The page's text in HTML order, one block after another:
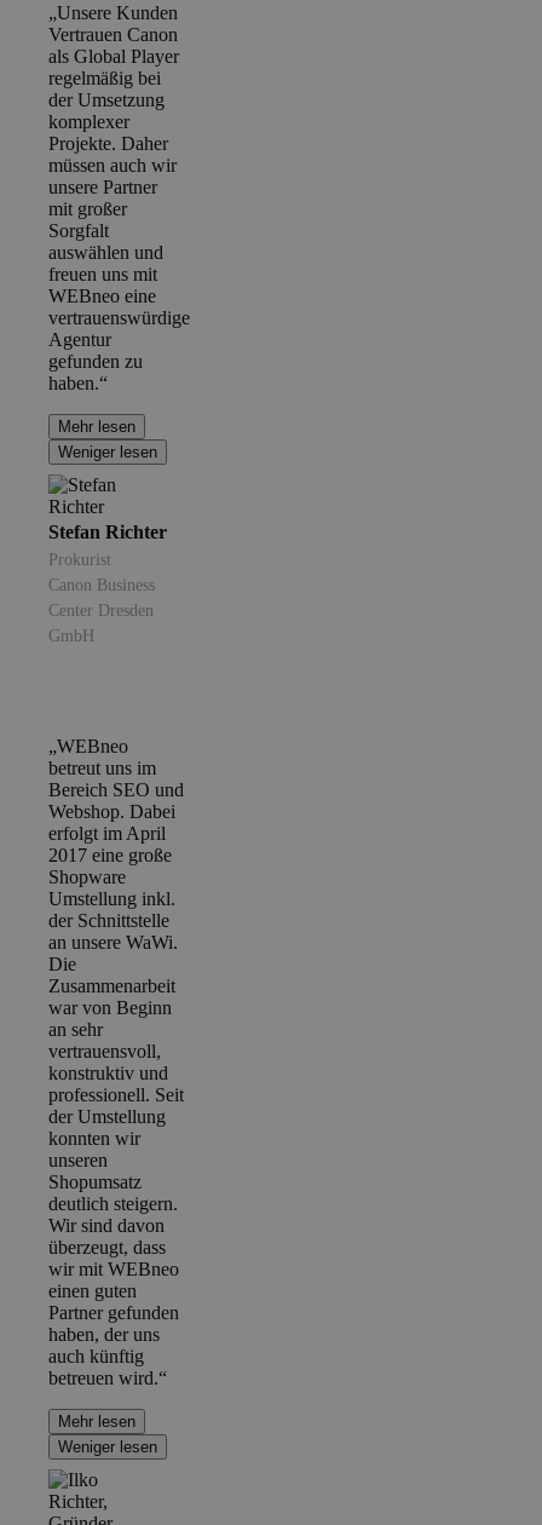
„Unsere Kunden
Vertrauen Canon
als Global Player
regelmäßig bei
der Umsetzung
komplexer
Projekte. Daher
müssen auch wir
unsere Partner
mit großer
Sorgfalt
auswählen und
freuen uns mit
WEBneo eine
vertrauenswürdige
Agentur
gefunden zu
haben.“
Mehr lesen
Weniger lesen
Stefan Richter
Prokurist
Canon Business
Center Dresden
GmbH
„WEBneo
betreut uns im
Bereich SEO und
Webshop. Dabei
erfolgt im April
2017 eine große
Shopware
Umstellung inkl.
der Schnittstelle
an unsere WaWi.
Die
Zusammenarbeit
war von Beginn
an sehr
vertrauensvoll,
konstruktiv und
professionell. Seit
der Umstellung
konnten wir
unseren
Shopumsatz
deutlich steigern.
Wir sind davon
überzeugt, dass
wir mit WEBneo
einen guten
Partner gefunden
haben, der uns
auch künftig
betreuen wird.“
Mehr lesen
Weniger lesen